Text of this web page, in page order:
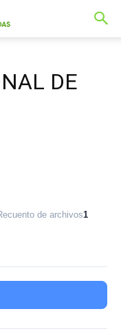
DE
de archivos1